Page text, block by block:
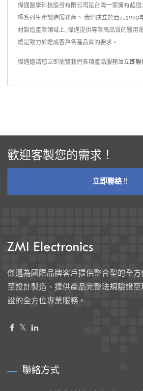
傑邁醫學科技股份有限公司是台灣一家擁有超
極系列生產製造服務商。 我們成立於西元1990
材製造產業領域上, 傑邁提供專業高品質的醫用
總是致力於達成客戶各種品質的要求。
傑邁邀請您立即瀏覽我們各項產品服務並立即聯
歡迎客製您的需求！
立即聯絡 !!
傑邁為國際品牌客戶提供整合型的全
至設計製造、提供產品完整法規驗證
證的全方位專業服務。
聯絡方式